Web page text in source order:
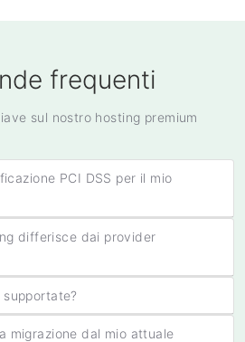
frequenti
sul nostro hosting premium
PCI DSS per il mio
differisce dai provider
migrazione dal mio attuale